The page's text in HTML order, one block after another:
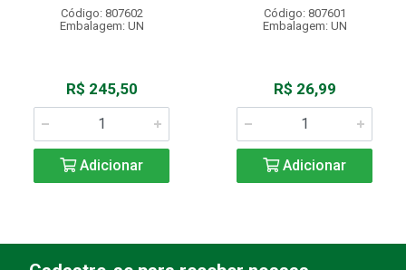
Código: 807602
Embalagem: UN
R$ 245,50
Adicionar
Código: 807601
Embalagem: UN
R$ 26,99
Adicionar